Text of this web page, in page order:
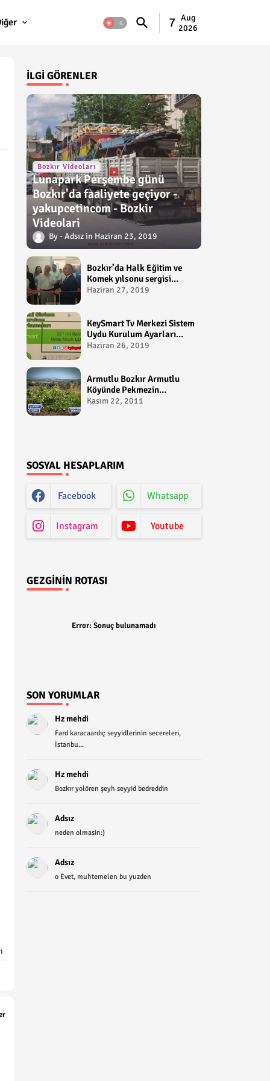
7 Aug
2026
İLGI GÖRENLER
Bozkır Videoları
Lunapark Perşembe günü
Bozkır'da faaliyete geçiyor -
yakupcetincom - Bozkir
Videolari
Adsız Haziran 23, 2019
Bozkır’da Halk Eğitim ve
Komek yılsonu sergisi
gerçekleştirildi-
Haziran 27, 2019
KeySmart Tv Merkezi Sistem
Uydu Kurulum Ayarları
Video anlatım -
Haziran 26, 2019
Armutlu Bozkır Armutlu
Köyünde Pekmezin
Hikayesi:Gezen Bilir Kontv
Kasım 22, 2011
SOSYAL HESAPLARIM
Facebook Whatsapp
Instagram Youtube
GEZGININ ROTASI
Error: Sonuç bulunamadı
SON YORUMLAR
Hz mehdi
Fard karacaardıç seyyidlerinin secereleri,
İstanbu...
Hz mehdi
Bozkır yolören şeyh seyyid bedreddin
Adsız
neden olmasin:)
Adsız
o Evet, muhtemelen bu yuzden